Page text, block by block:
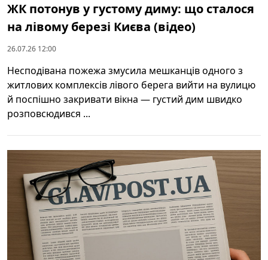
ЖК потонув у густому диму: що сталося
на лівому березі Києва (відео)
26.07.26 12:00
Несподівана пожежа змусила мешканців одного з
житлових комплексів лівого берега вийти на вулицю
й поспішно закривати вікна — густий дим швидко
розповсюдився ...